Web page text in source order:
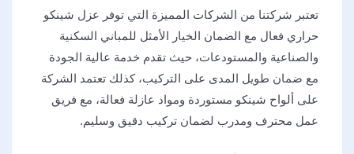
تعتبر شركتنا من الشركات المميزة التي توفر عزل شينكو
حراري فعال مع الضمان الخيار الأمثل للمباني السكنية
والصناعية والمستودعات، حيث تقدم خدمة عالية الجودة
مع ضمان طويل المدى على التركيب، كذلك تعتمد الشركة
على ألواح شينكو مستوردة ومواد عازلة فعالة، مع فريق
عمل محترف ومدرب لضمان تركيب دقيق وسليم.